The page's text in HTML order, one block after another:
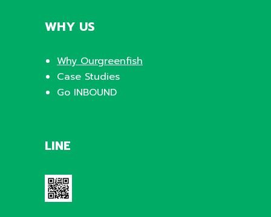
WHY US
Why Ourgreenfish
Case Studies
Go INBOUND
LINE